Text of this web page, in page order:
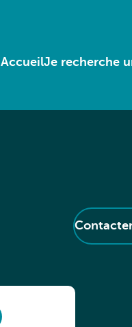
AccueilJe recherche